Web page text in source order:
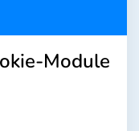
Module